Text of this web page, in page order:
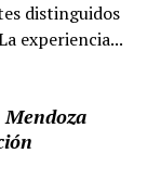
distinguidos
experiencia...